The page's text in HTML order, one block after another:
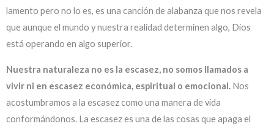
lamento pero no lo es, es una canción de alabanza que nos revela
que aunque el mundo y nuestra realidad determinen algo, Dios
está operando en algo superior.
Nuestra naturaleza no es la escasez, no somos llamados a
vivir ni en escasez económica, espiritual o emocional. Nos
acostumbramos a la escasez como una manera de vida
conformándonos. La escasez es una de las cosas que apaga el